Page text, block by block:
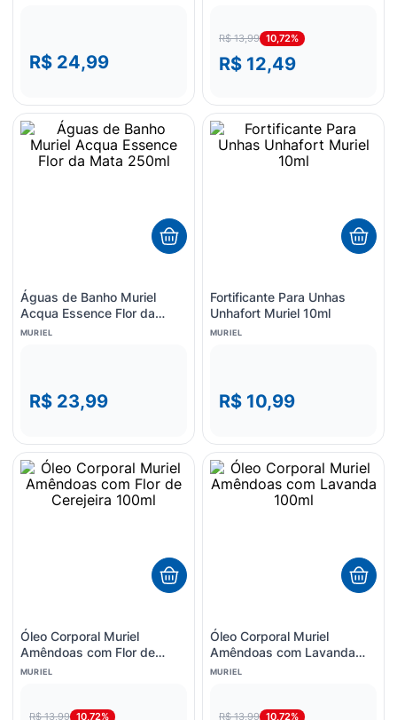
R$ 24,99
R$ 13,99 10,72%
R$ 12,49
Águas de Banho Muriel
Acqua Essence Flor da
Mata 250ml
MURIEL
R$ 23,99
Fortificante Para Unhas
Unhafort Muriel 10ml
MURIEL
R$ 10,99
Óleo Corporal Muriel
Amêndoas com Flor de
Cerejeira 100ml
MURIEL
R$ 13,99 10,72%
Óleo Corporal Muriel
Amêndoas com Lavanda
100ml
MURIEL
R$ 13,99 10,72%